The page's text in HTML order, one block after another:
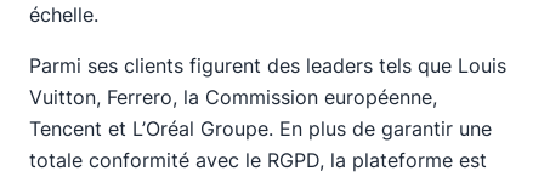
échelle.
Parmi ses clients figurent des leaders tels que Louis
Vuitton, Ferrero, la Commission européenne,
Tencent et L’Oréal Groupe. En plus de garantir une
totale conformité avec le RGPD, la plateforme est